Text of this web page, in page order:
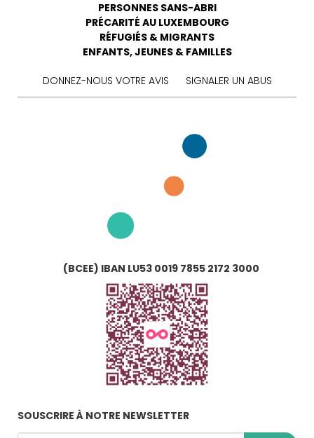
PERSONNES SANS-ABRI
PRÉCARITÉ AU LUXEMBOURG
RÉFUGIÉS & MIGRANTS
ENFANTS, JEUNES & FAMILLES
DONNEZ-NOUS VOTRE AVIS SIGNALER UN ABUS
(BCEE) IBAN LU53 0019 7855 2172 3000
SOUSCRIRE À NOTRE NEWSLETTER